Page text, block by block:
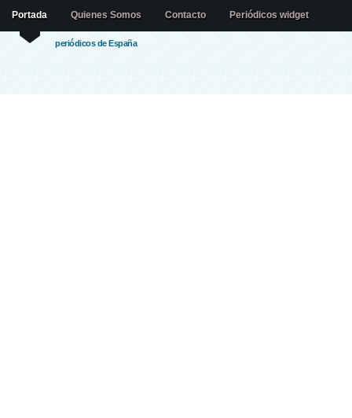
periódicos de España
Portada Quienes Somos Contacto Periódicos widget